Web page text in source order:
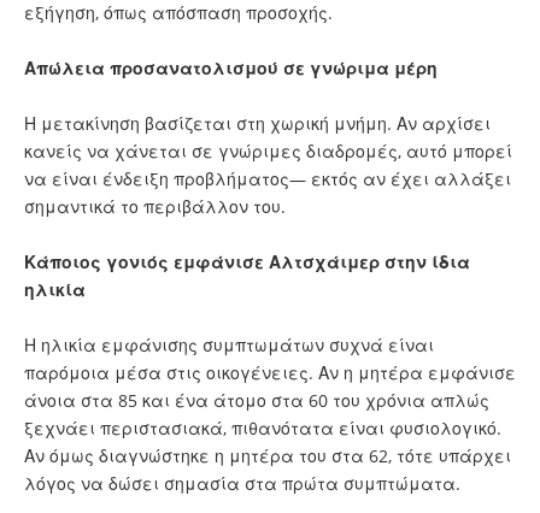
εξήγηση, όπως απόσπαση προσοχής.
Απώλεια προσανατολισμού σε γνώριμα μέρη
Η μετακίνηση βασίζεται στη χωρική μνήμη. Αν αρχίσει
κανείς να χάνεται σε γνώριμες διαδρομές, αυτό μπορεί
να είναι ένδειξη προβλήματος— εκτός αν έχει αλλάξει
σημαντικά το περιβάλλον του.
Κάποιος γονιός εμφάνισε Αλτσχάιμερ στην ίδια
ηλικία
Η ηλικία εμφάνισης συμπτωμάτων συχνά είναι
παρόμοια μέσα στις οικογένειες. Αν η μητέρα εμφάνισε
άνοια στα 85 και ένα άτομο στα 60 του χρόνια απλώς
ξεχνάει περιστασιακά, πιθανότατα είναι φυσιολογικό.
Αν όμως διαγνώστηκε η μητέρα του στα 62, τότε υπάρχει
λόγος να δώσει σημασία στα πρώτα συμπτώματα.